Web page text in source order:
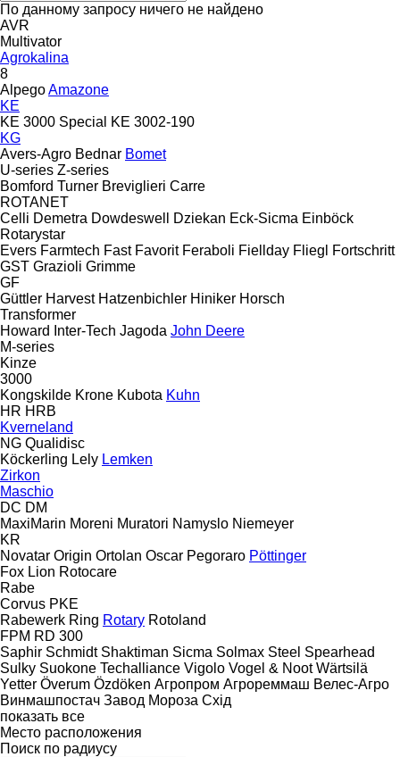
По данному запросу ничего не найдено
AVR
Multivator
Agrokalina
8
AlpegoAmazone
KE
KE 3000 Special
KE 3002-190
KG
Avers-Agro Bednar Bomet
U-series Z-series
Bomford Turner Breviglieri Carre
ROTANET
Celli Demetra Dowdeswell Dziekan Eck-Sicma Einböck
Rotarystar
Evers Farmtech Fast Favorit Feraboli Fiellday Fliegl
Fortschritt
GST Grazioli Grimme
GF
Güttler Harvest Hatzenbichler Hiniker Horsch
Transformer
Howard
Inter-Tech Jagoda John Deere
M-series
Kinze
3000
Kongskilde Krone Kubota Kuhn
HR HRB
Kverneland
NG Qualidisc
Köckerling Lely Lemken
Zirkon
Maschio
DC DM
MaxiMarin Moreni Muratori Namyslo Niemeyer
KR
Novatar Origin Ortolan Oscar Pegoraro Pöttinger
Fox Lion Rotocare
Rabe
Corvus PKE
Rabewerk Ring Rotary Rotoland
FPM RD 300
Saphir Schmidt Shaktiman Sicma Solmax Steel Spearhead
Sulky Suokone Techalliance Vigolo Vogel & Noot Wärtsilä
Yetter Överum Özdöken Агропром Агрореммаш Велес-Агро
Винмашпостач Завод Мороза Схід
показать все
Место расположения
Поиск по радиусу